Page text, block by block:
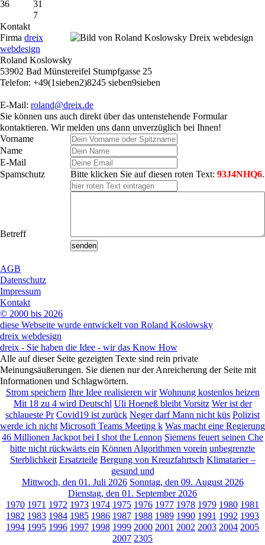
36
31
7
Kontakt
Firma dreix
webdesign
Roland Koslowsky
53902 Bad Münstereifel Stumpfgasse 25
Telefon: +49(1sieben2)8245 sieben9sieben
E-Mail: roland@dreix.de
Sie können uns auch direkt über das untenstehende Formular
kontaktieren. Wir melden uns dann unverzüglich bei Ihnen!
Vorname
Name
E-Mail
Spamschutz
Bitte klicken Sie auf diesen roten Text: 93J4NHQ6.
Betreff
AGB
Datenschutz
Impressum
Kontakt
© 2000 bis 2026
diese Webseite wurde entwickelt von Roland Koslowsky
dreix webdesign
dreix - Sie haben die Idee - wir das Know How
Alle auf dieser Seite gezeigten Texte sind rein private
Meinungsäußerungen. Sie dienen nur der Anreicherung der Seite mit
Informationen und Schlagwörtern.
Strom speichern Ihre Idee realisieren wir Wohnung kostenlos heizen
Mit 18 zu 4 wird Deutschl Uli Hoeneß bleibt Vorsitz Wer ist der
schlaueste Pr Covid19 ist zurück Neger darf Mann nicht küs Polizist
werde ich nicht Microsoft Teams Meeting k Was macht eine Regierung
46 Millionen Jackpot bei I shot the Lennon Siemens feuert seinen Che
bitte nicht rückwärts ein Können Algorithmen vorein unbegrenzte
Sterblichkeit Ersatzteile Bergung von Kreuzfahrtsch Klimatarier –
gesund und
Mittwoch, den 01. Juli 2026 Sonntag, den 09. August 2026
Dienstag, den 01. September 2026
1970 1971 1972 1973 1974 1975 1976 1977 1978 1979 1980 1981
1982 1983 1984 1985 1986 1987 1988 1989 1990 1991 1992 1993
1994 1995 1996 1997 1998 1999 2000 2001 2002 2003 2004 2005
2007 2305